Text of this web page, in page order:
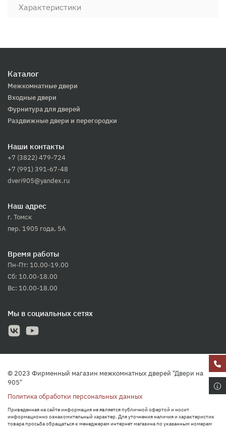
Характеристики
Каталог
Межкомнатные двери
Входные двери
Фурнитура для дверей
Раздвижные двери и перегородки
Наши контакты
+7 (3822) 479-724
+7 (991) 391-67-48
dveri905@yandex.ru
Наш адрес
г. Томск
пер. 1905 года, 5А
Время работы
Пн-Пт: 10.00-19.00
Сб: 10.00-18.00
Вс: 10.00-18.00
Мы в социальных сетях
© 2023 Фирменный магазин межкомнатных дверей "Двери на
905"
Политика обработки персональных данных
Приведенная на сайте информация не является публичной офертой и носит
информационно ознакомительный характер. Для уточнения наличия и характеристик
товара просьба обращаться к менеджерам интернет магазина по указанным номерам